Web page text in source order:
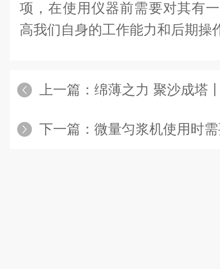
项，在使用仪器前需要对其有
高我们自身的工作能力和后期操
上一篇： 绵薄之力 聚沙成塔丨
下一篇： 微量匀浆机使用时